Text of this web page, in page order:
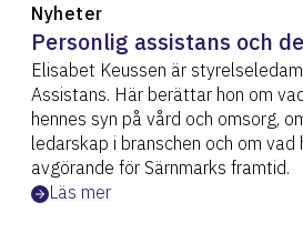
Nyheter
Personlig assistans och
Elisabet Keussen är
Assistans. Här berättar hon om
hennes syn på vård och omsorg,
ledarskap i branschen och om vad
avgörande för Särnmarks framtid.
Läs mer